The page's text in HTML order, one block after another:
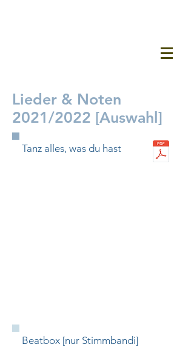
Lieder & Noten
2021/2022 [Auswahl]
Tanz alles, was du hast
Beatbox [nur Stimmbandi]